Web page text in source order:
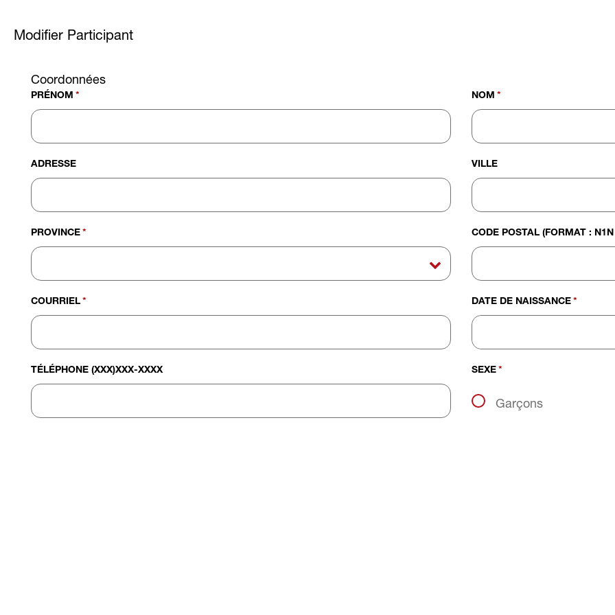
Modifier Participant
Coordonnées
PRÉNOM * NOM *
ADRESSE VILLE
PROVINCE * CODE POSTAL (FORMAT :
COURRIEL * DATE DE NAISSANCE *
TÉLÉPHONE (XXX)XXX-XXXX SEXE *
Garçons